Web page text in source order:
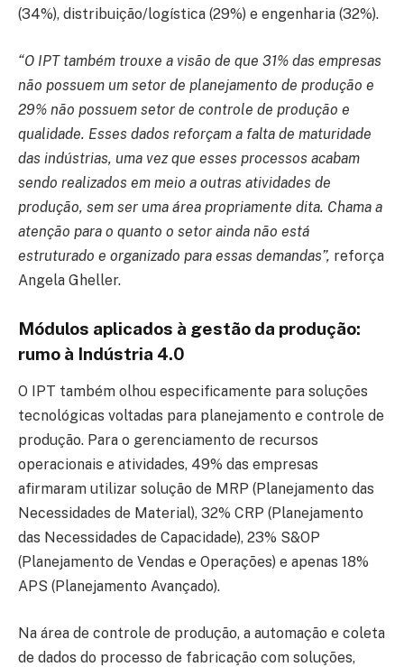
(34%), distribuição/logística (29%) e engenharia (32%).
“O IPT também trouxe a visão de que 31% das empresas
não possuem um setor de planejamento de produção e
29% não possuem setor de controle de produção e
qualidade. Esses dados reforçam a falta de maturidade
das indústrias, uma vez que esses processos acabam
sendo realizados em meio a outras atividades de
produção, sem ser uma área propriamente dita. Chama a
atenção para o quanto o setor ainda não está
estruturado e organizado para essas demandas”, reforça
Angela Gheller.
Módulos aplicados à gestão da produção:
rumo à Indústria 4.0
O IPT também olhou especificamente para soluções
tecnológicas voltadas para planejamento e controle de
produção. Para o gerenciamento de recursos
operacionais e atividades, 49% das empresas
afirmaram utilizar solução de MRP (Planejamento das
Necessidades de Material), 32% CRP (Planejamento
das Necessidades de Capacidade), 23% S&OP
(Planejamento de Vendas e Operações) e apenas 18%
APS (Planejamento Avançado).
Na área de controle de produção, a automação e coleta
de dados do processo de fabricação com soluções,